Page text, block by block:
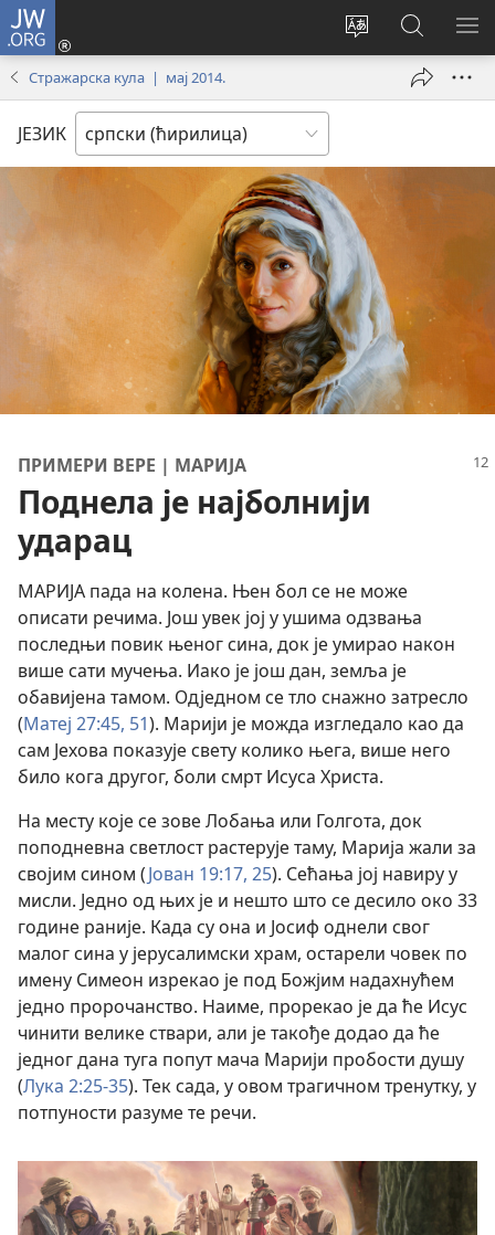
JW.ORG
Промени
Пријава
(отвара
Претрага
сајта
JW.ORG
Стражарска кула | мај 2014.
ЈЕЗИК
ПРИМЕРИ ВЕРЕ | МАРИЈА
Поднела је најболнији
ударац
МАРИЈА пада на колена. Њен бол се не може
описати речима. Још увек јој у ушима одзвања
последњи повик њеног сина, док је умирао након
више сати мучења. Иако је још дан, земља је
обавијена тамом. Одједном се тло снажно затресло
(Матеј 27:45, 51). Марији је можда изгледало као да
сам Јехова показује свету колико њега, више него
било кога другог, боли смрт Исуса Христа.
На месту које се зове Лобања или Голгота, док
поподневна светлост растерује таму, Марија жали за
својим сином (Јован 19:17, 25). Сећања јој навиру у
мисли. Једно од њих је и нешто што се десило око 33
године раније. Када су она и Јосиф однели свог
малог сина у јерусалимски храм, остарели човек по
имену Симеон изрекао је под Божјим надахнућем
једно пророчанство. Наиме, прорекао је да ће Исус
чинити велике ствари, али је такође додао да ће
једног дана туга попут мача Марији пробости душу
(Лука 2:25-35). Тек сада, у овом трагичном тренутку, у
потпуности разуме те речи.